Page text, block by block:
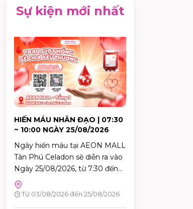
Sự kiện mới nhất
HIẾN MÁU NHÂN ĐẠO | 07:30
~ 10:00 NGÀY 25/08/2026
Ngày hiến máu tại AEON MALL
Tân Phú Celadon sẽ diễn ra vào
Ngày 25/08/2026, từ 7:30 đến
10:00. Đây là dịp tuyệt vời để
mỗi người trong chúng ta góp
Từ 03/08/2026 đến 25/08/2026